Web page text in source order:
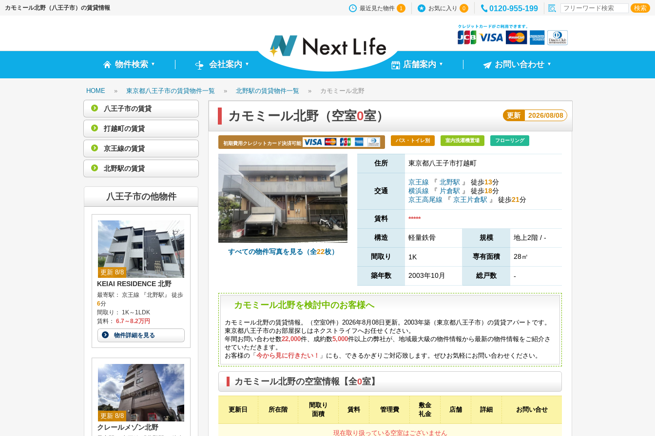
カモミール北野（八王子市）の賃貸情報 最近見た物件 1 お気に入り 0 0120-955-199
物件検索 ▼ 会社案内 ▼ 店舗案内 ▼ お問い合わせ ▼
HOME » 東京都八王子市の賃貸物件一覧 » 北野駅の賃貸物件一覧 » カモミール北野
カモミール北野（空室0室） 更新 2026/08/08
初期費用クレジットカード決済可能
バス・トイレ別 室内洗濯機置場 フローリング
すべての物件写真を見る（全22枚）
住所 東京都八王子市打越町
交通
京王線 『 北野駅 』 徒歩13分
横浜線
『 片倉駅 』 徒歩18分
京王高尾線
『 京王片倉駅 』 徒歩21分
賃料 *****
構造 軽量鉄骨 規模 地上2階 / -
間取り 1K 専有面積 28㎡
築年数 2003年10月 総戸数 -
カモミール北野を検討中のお客様へ
カモミール北野の賃貸情報。（空室0件）2026年8月08日更新。2003年築（東京都八王子市）の賃貸アパートです。
東京都八王子市のお部屋探しはネクストライフへお任せください。
年間お問い合わせ数22,000件、成約数5,000件以上の弊社が、地域最大級の物件情報から最新の物件情報をご紹介さ
せていただきます。
お客様の「今から見に行きたい！ 」にも、できるかぎりご対応致します。ぜひお気軽にお問い合わせください。
カモミール北野の空室情報【全0室】
更新日 所在階
間取り
面積
賃料 管理費
敷金
礼金
店舗 詳細 お問い合せ
現在取り扱っている空室はございません
八王子市の賃貸
打越町の賃貸
京王線の賃貸
北野駅の賃貸
八王子市の他物件
更新 8/8
KEIAI RESIDENCE 北野
最寄駅： 京王線 『北野駅』 徒歩
6分
間取り： 1K～1LDK
賃料： 6.7～8.2万円
物件詳細を見る
更新 8/8
クレールメゾン北野